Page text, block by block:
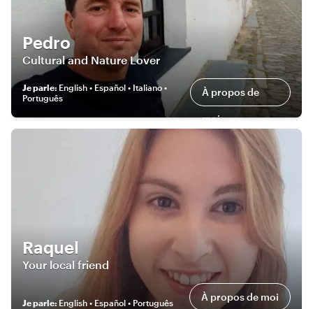
Pedro
Cultural and Nature Lover
Je parle: English • Español • Italiano •
Português
À propos de
moi
Raquel
Your local friend
Je parle: English • Español • Português À propos de moi